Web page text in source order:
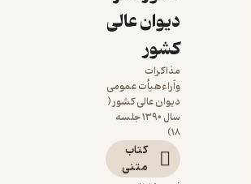
دیوان عالی
کشور
مذاکرات
وآراءهیأت عمومی
دیوان عالی کشور (
سال ۱۳۹۰ جلسه
کتاب
متنی
صیغه طلاق در صورت
بارور نشدن زوجه
(فرجام خواهی از رأی ...
دیوان عالی کشور
دیوان عالی کشور
12,400